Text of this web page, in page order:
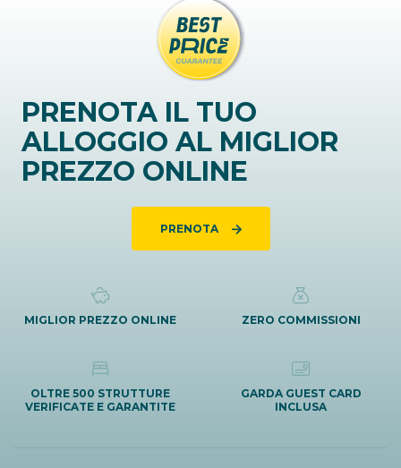
PRENOTA IL TUO
ALLOGGIO AL MIGLIOR
PREZZO ONLINE
PRENOTA
MIGLIOR PREZZO ONLINE ZERO COMMISSIONI
OLTRE 500 STRUTTURE
VERIFICATE E GARANTITE
GARDA GUEST CARD
INCLUSA